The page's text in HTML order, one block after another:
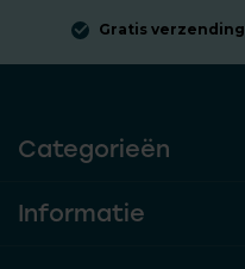
Gratis verzending
Categorieën
Informatie